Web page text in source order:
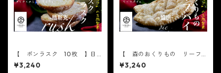
【 ボンラスク 10枚 】日
持ち常温45日
¥3,240
【 森のおくりもの リーフ
パイ 10枚 】日持ち常温45
日
¥3,240